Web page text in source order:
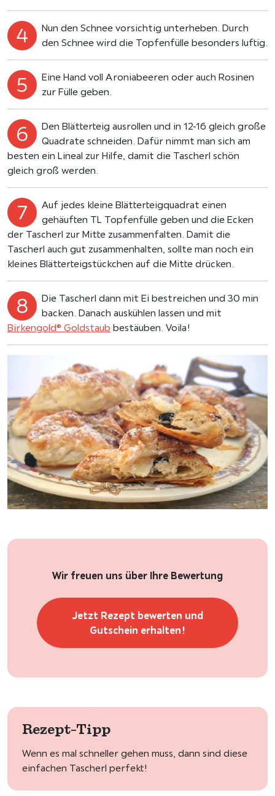
Nun den Schnee vorsichtig unterheben. Durch
den Schnee wird die Topfenfülle besonders luftig.
Eine Hand voll Aroniabeeren oder auch Rosinen
zur Fülle geben.
Den Blätterteig ausrollen und in 12-16 gleich große
Quadrate schneiden. Dafür nimmt man sich am
besten ein Lineal zur Hilfe, damit die Tascherl schön
gleich groß werden.
Auf jedes kleine Blätterteigquadrat einen
gehäuften TL Topfenfülle geben und die Ecken
der Tascherl zur Mitte zusammenfalten. Damit die
Tascherl auch gut zusammenhalten, sollte man noch ein
kleines Blätterteigstückchen auf die Mitte drücken.
Die Tascherl dann mit Ei bestreichen und 30 min
backen. Danach auskühlen lassen und mit
Birkengold® Goldstaub bestäuben. Voila!
Wir freuen uns über Ihre Bewertung
Jetzt Rezept bewerten und
Gutschein erhalten!
Rezept-Tipp
Wenn es mal schneller gehen muss, dann sind diese
einfachen Tascherl perfekt!